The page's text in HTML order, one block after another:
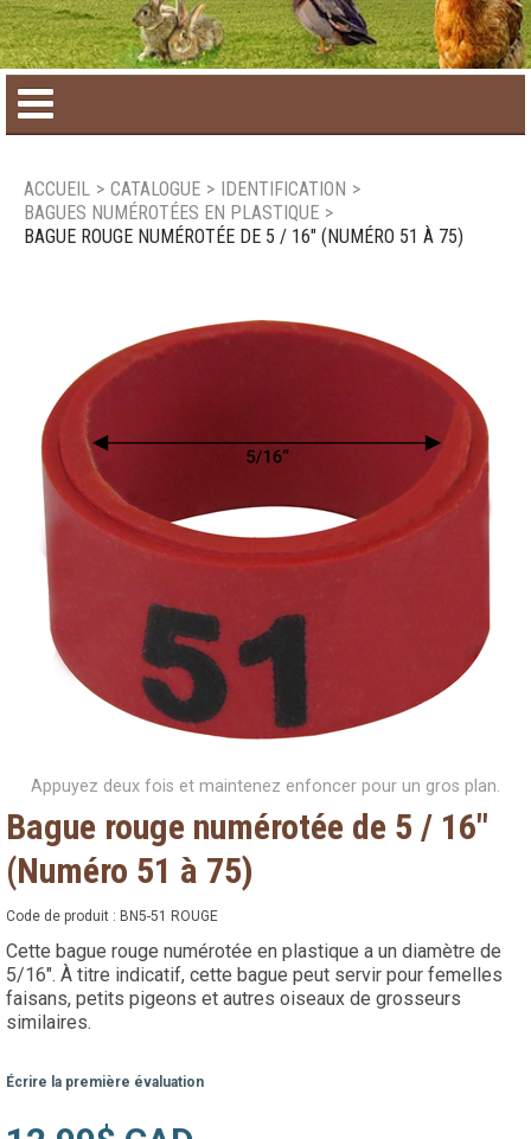
Catalogue de produit
Nous joindre
ACCUEIL > CATALOGUE > IDENTIFICATION >
BAGUES NUMÉROTÉES EN PLASTIQUE >
BAGUE ROUGE NUMÉROTÉE DE 5 / 16" (NUMÉRO 51 À 75)
Appuyez deux fois et maintenez enfoncer pour un gros plan.
Bague rouge numérotée de 5 / 16"
(Numéro 51 à 75)
Code de produit : BN5-51 ROUGE
Cette bague rouge numérotée en plastique a un diamètre de
5/16". À titre indicatif, cette bague peut servir pour femelles
faisans, petits pigeons et autres oiseaux de grosseurs
similaires.
Écrire la première évaluation